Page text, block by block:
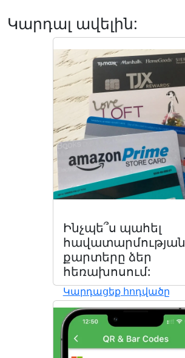
Կարդալ ավելին:
Ինչպե՞ս պահել
հավատարմության
քարտերը ձեր
հեռախոսում:
Կարդացեք հոդվածը